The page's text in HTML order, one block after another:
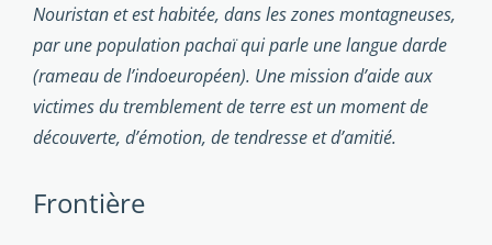
Nouristan et est habitée, dans les zones montagneuses,
par une population pachaï qui parle une langue darde
(rameau de l’indoeuropéen). Une mission d’aide aux
victimes du tremblement de terre est un moment de
découverte, d’émotion, de tendresse et d’amitié.
Frontière